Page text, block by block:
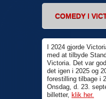
COMEDY I
I 2024 gjorde
med at tilbyde
Victoria. Det var
det igen i 2025 og
forestilling tilbage i
Onsdag, d. 23.
billetter, klik her.